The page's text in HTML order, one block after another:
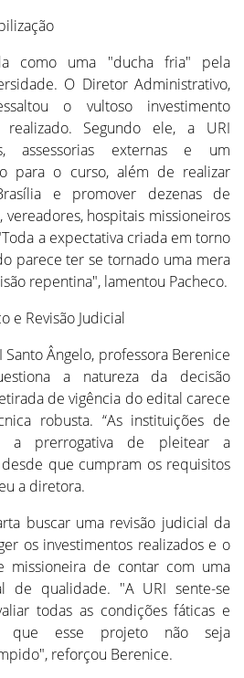
como uma "ducha fria" pela
O Diretor Administrativo,
o vultoso investimento
Segundo ele, a URI
assessorias externas e um
para o curso, além de realizar
e promover dezenas de
hospitais missioneiros
a expectativa criada em torno
parece ter se tornado uma mera
repentina", lamentou Pacheco.
e Revisão Judicial
Ângelo, professora Berenice
a natureza da decisão
de vigência do edital carece
robusta. “As instituições de
a prerrogativa de pleitear a
que cumpram os requisitos
a diretora.
buscar uma revisão judicial da
os investimentos realizados e o
missioneira de contar com uma
de qualidade. "A URI sente-se
todas as condições fáticas e
que esse projeto não seja
reforçou Berenice.